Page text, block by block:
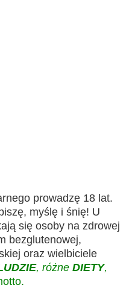
prowadzę 18 lat.
myślę i śnię! U
się osoby na zdrowej
bezglutenowej,
oraz wielbiciele
, różne DIETY,